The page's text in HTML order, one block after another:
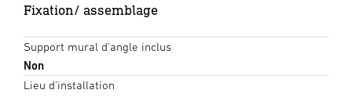
Fixation/ assemblage
Support mural d'angle inclus
Non
Lieu d'installation